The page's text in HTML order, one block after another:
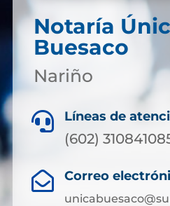
Notaría
Buesaco
Nariño
 Líneas de
(602)
 Correo